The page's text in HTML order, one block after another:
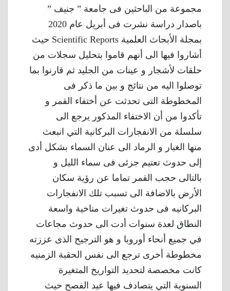
مجموعة من الباحثين فى جامعة ” جنيف ”
باصدار دراسة نشرت فى أبريل عام 2020
بمجلة الأبحاث العلمية Scientific Reports حيث
أشاروا فيها الى أنهم قاموا بتحليل سجلات من
حلقات لأشجار و عينات من الجليد ثم قارنوا بما
توصلوا اليه من نتائج و بين ما ذكر فى
المخطوطة التى تحدثت عن أختفاء القمر و
تأكدوا من أن الاختفاء المذكور يرجع الى
سلسلة من الانفجارات البركانية التي انبعث
منها الغبار و الرماد الى عنان السماء بشكل أدى
إلى حدوث تعتيم جزئى فى سماء الليل و
بالتالى حجب القمر تماما عن رؤية سكان
الأرض بالاضافة الى تسبب تلك الانفجارات
البركانيه فى حدوث تغيرات مناخية واسعة
النطاق لعدة سنوات أدت الى حدوث مجاعات
في جميع أنحاء أوروبا و هو الترجيح الذى عززته
مخطوطة أخرى ترجع الى نفس الحقبة الزمنيه
كانت مخصصة لتحديد التواريخ المتغيرة
السنوية التي يتصادف فيها عيد الفصح حيث